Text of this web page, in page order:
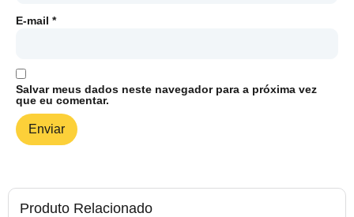
Produto Relacionado
E-mail *
Salvar meus dados neste navegador para a próxima vez
que eu comentar.